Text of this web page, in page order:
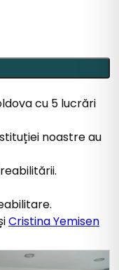
cu 5 lucrări
noastre au
Cristina Yemisen